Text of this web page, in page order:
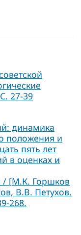
27-39
динамика
положения и
пять лет
в оценках и
/ [М.К. Горшков
В.В. Петухов.
268.